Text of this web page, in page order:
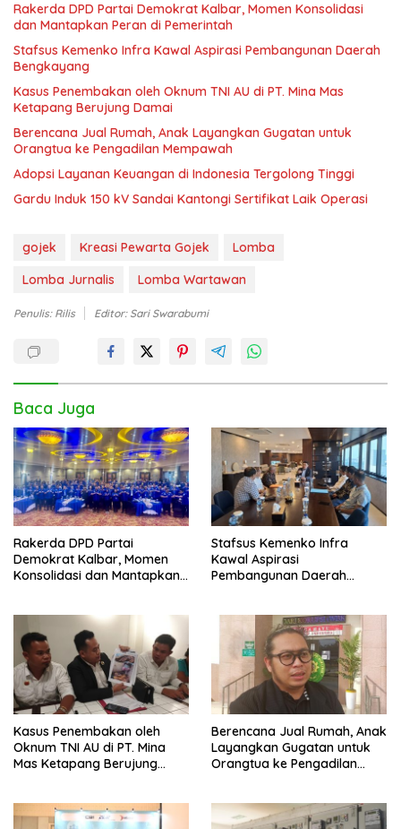
Rakerda DPD Partai Demokrat Kalbar, Momen Konsolidasi
dan Mantapkan Peran di Pemerintah
Stafsus Kemenko Infra Kawal Aspirasi Pembangunan Daerah
Bengkayang
Kasus Penembakan oleh Oknum TNI AU di PT. Mina Mas
Ketapang Berujung Damai
Berencana Jual Rumah, Anak Layangkan Gugatan untuk
Orangtua ke Pengadilan Mempawah
Adopsi Layanan Keuangan di Indonesia Tergolong Tinggi
Gardu Induk 150 kV Sandai Kantongi Sertifikat Laik Operasi
gojek Kreasi Pewarta Gojek
Lomba
Lomba Jurnalis
Lomba Wartawan
Penulis: Rilis Editor: Sari Swarabumi
Baca Juga
Rakerda DPD Partai
Demokrat Kalbar, Momen
Konsolidasi dan Mantapkan
Stafsus Kemenko Infra
Kawal Aspirasi
Pembangunan Daerah
Kasus Penembakan oleh
Oknum TNI AU di PT. Mina
Mas Ketapang Berujung
Berencana Jual Rumah, Anak
Layangkan Gugatan untuk
Orangtua ke Pengadilan